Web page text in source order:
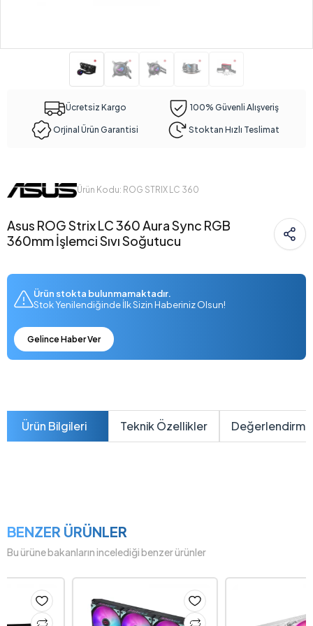
Ücretsiz Kargo 100% Güvenli Alışveriş
Orjinal Ürün Garantisi Stoktan Hızlı Teslimat
Ürün Kodu: ROG STRIX LC 360
Asus ROG Strix LC 360 Aura Sync RGB
360mm İşlemci Sıvı Soğutucu
Ürün stokta bulunmamaktadır.
Stok Yenilendiğinde İlk Sizin Haberiniz Olsun!
Gelince Haber Ver
Ürün Bilgileri Teknik Özellikler
BENZER ÜRÜNLER
Bu ürüne bakanların incelediği benzer ürünler